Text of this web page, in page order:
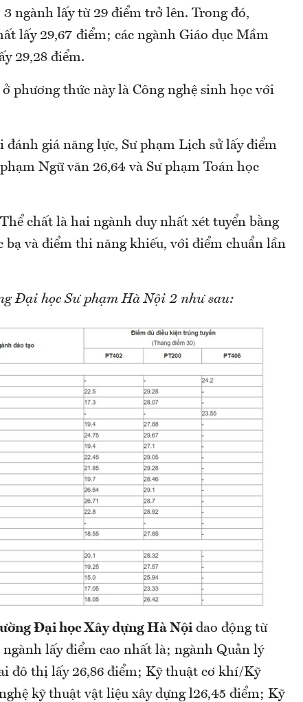
ngành lấy từ 29 điểm trở lên. Trong đó,
lấy 29,67 điểm; các ngành Giáo dục Mầm
29,28 điểm.
phương thức này là Công nghệ sinh học với
giá năng lực, Sư phạm Lịch sử lấy điểm
Ngữ văn 26,64 và Sư phạm Toán học
chất là hai ngành duy nhất xét tuyển bằng
bạ và điểm thi năng khiếu, với điểm chuẩn lần
Đại học Sư phạm Hà Nội 2 như sau:
Đại học Xây dựng Hà Nộidao động từ
lấy điểm cao nhất là; ngành Quản lý
đô thị lấy 26,86 điểm; Kỹ thuật cơ khí/Kỹ
kỹ thuật vật liệu xây dựng l26,45 điểm; Kỹ